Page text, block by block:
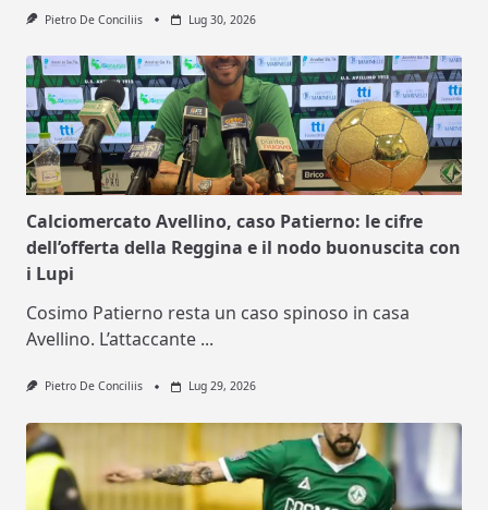
Pietro De Conciliis Lug 30, 2026
Calciomercato Avellino, caso Patierno: le cifre
dell’offerta della Reggina e il nodo buonuscita con
i Lupi
Cosimo Patierno resta un caso spinoso in casa
Avellino. L’attaccante ...
Pietro De Conciliis Lug 29, 2026